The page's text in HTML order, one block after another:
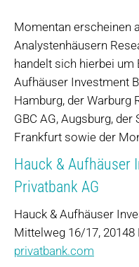
Momentan erscheinen
Analystenhäusern
handelt sich hierbei um
Aufhäuser Investment
Hamburg, der Warburg
GBC AG, Augsburg, der
Frankfurt sowie der
Hauck & Aufhäuser
Privatbank AG
Hauck & Aufhäuser
Mittelweg 16/17, 20148
privatbank.com